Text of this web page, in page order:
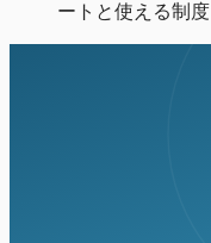
ートと使える制度